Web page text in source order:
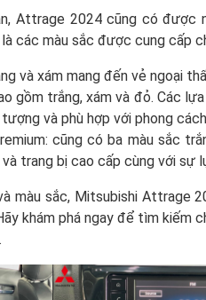
Attrage 2024 cũng có được
các màu sắc được cung cấp
và xám mang đến vẻ ngoại
gồm trắng, xám và đỏ. Các
và phù hợp với phong
cũng có ba màu sắc
trang bị cao cấp cùng với sự
màu sắc, Mitsubishi Attrage
khám phá ngay để tìm